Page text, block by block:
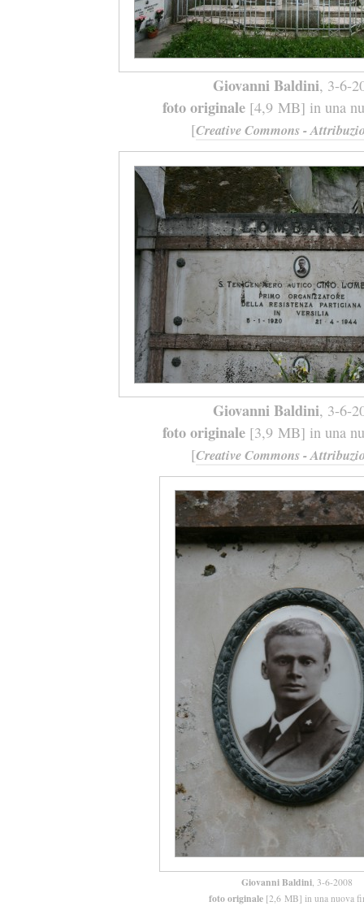
Giovanni Baldini, 3-6-
foto originale[4,9 MB] in una
[Creative Commons -
Giovanni Baldini, 3-6-
foto originale[3,9 MB] in una
[Creative Commons -
Giovanni Baldini , 3-6-2008
foto originale [2,6 MB] in una nuova